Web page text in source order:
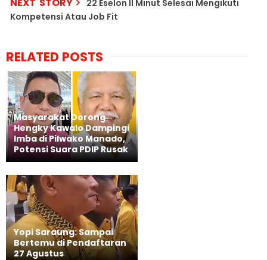
22 Eselon II Minut Selesai Mengikuti
Kompetensi Atau Job Fit
RELATED POSTS
Masyarakat Dorong
Hengky Kawalo Dampingi
Imba di Pilwako Manado,
Potensi Suara PDIP Rusak
Yopi Saraung: Sampai
Bertemu di Pendaftaran
27 Agustus